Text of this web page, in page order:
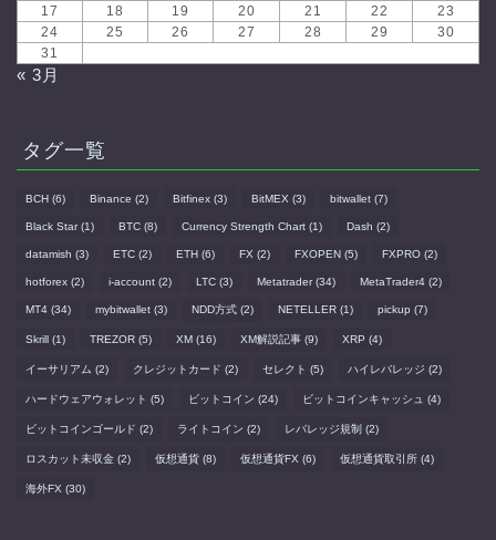
17
18 19 20 21 22
23
24
25 26 27 28 29
30
31
« 3月
タグ一覧
BCH (6) Binance (2) Bitfinex (3) BitMEX (3) bitwallet (7)
Black Star(1) BTC (8) Currency Strength Chart (1) Dash (2)
datamish (3) ETC (2) ETH (6) FX (2) FXOPEN (5) FXPRO (2)
hotforex (2) i-account (2) LTC (3) Metatrader(34) MetaTrader4 (2)
MT4 (34) mybitwallet (3) NDD方式 (2) NETELLER (1) pickup (7)
Skrill (1) TREZOR (5) XM (16) XM解説記事 (9) XRP (4)
イーサリアム (2) クレジットカード (2) セレクト (5) ハイレバレッジ (2)
ハードウェアウォレット (5) ビットコイン (24) ビットコインキャッシュ (4)
ビットコインゴールド (2) ライトコイン (2) レバレッジ規制 (2)
ロスカット未収金 (2) 仮想通貨 (8) 仮想通貨FX (6) 仮想通貨取引所 (4)
海外FX (30)